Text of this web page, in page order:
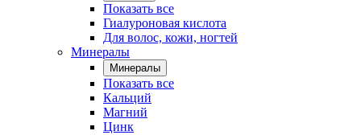
Показать все
Гиалуроновая кислота
Для волос, кожи, ногтей
Минералы
Минералы
Показать все
Кальций
Магний
Цинк